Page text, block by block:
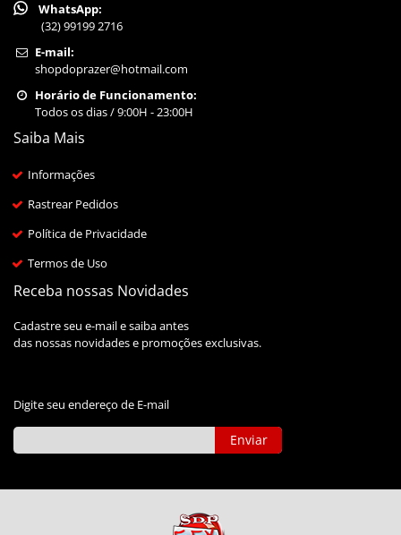
WhatsApp:
(32) 99199 2716
E-mail:
shopdoprazer@hotmail.com
Horário de Funcionamento:
Todos os dias / 9:00H - 23:00H
Saiba Mais
Informações
Rastrear Pedidos
Política de Privacidade
Termos de Uso
Receba nossas Novidades
Cadastre seu e-mail e saiba antes
das nossas novidades e promoções exclusivas.
Digite seu endereço de E-mail
Enviar